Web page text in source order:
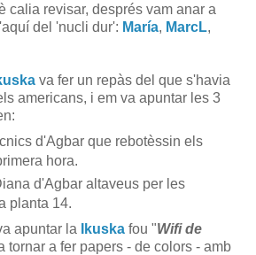
calia revisar, després vam anar a
del 'nucli dur': María, MarcL,
va fer un repàs del que s'havia
americans, i em va apuntar les 3
d'Agbar que rebotèssin els
hora.
d'Agbar altaveus per les
planta 14.
apuntar la
Ikuska fou "Wifi de
tornar a fer papers - de colors - amb